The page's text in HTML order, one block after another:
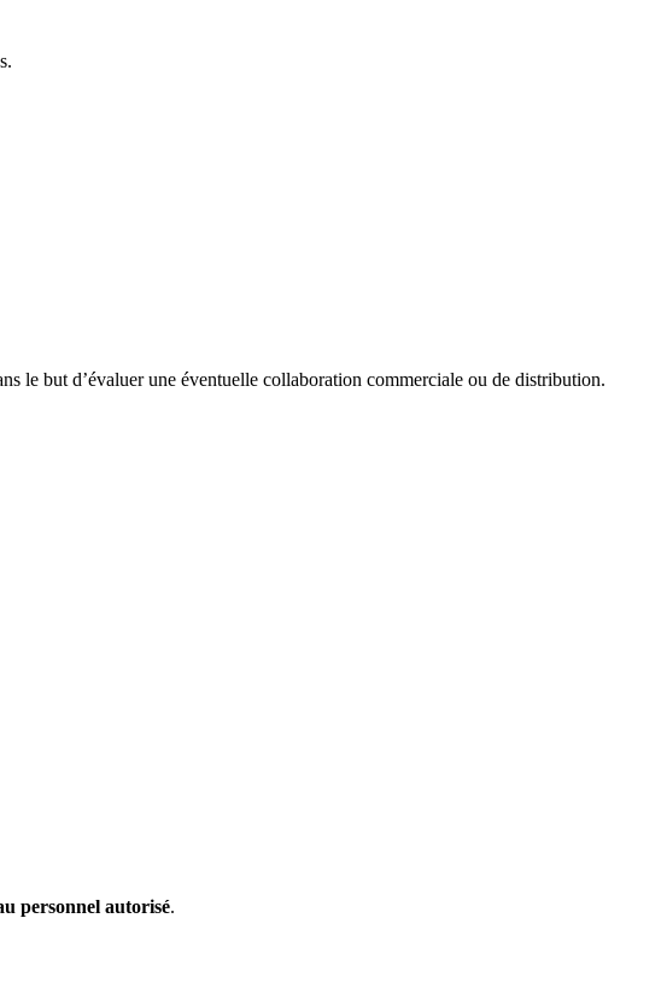
le but d’évaluer une éventuelle collaboration commerciale ou de distribution.
personnel autorisé.